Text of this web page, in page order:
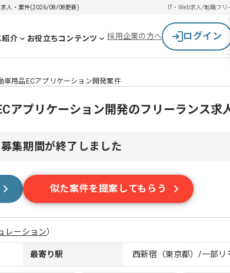
求人・案件(2026/08/08更新) IT・Web求人/転職フリ
紹介 お役立ちコンテンツ 採用企業の方へ ログイン
車用品ECアプリケーション開発案件
アプリケーション開発のフリーランス求
集期間が終了しました
似た案件を提案してもらう
レーション）
最寄り駅 西新宿（東京都）/一部リ